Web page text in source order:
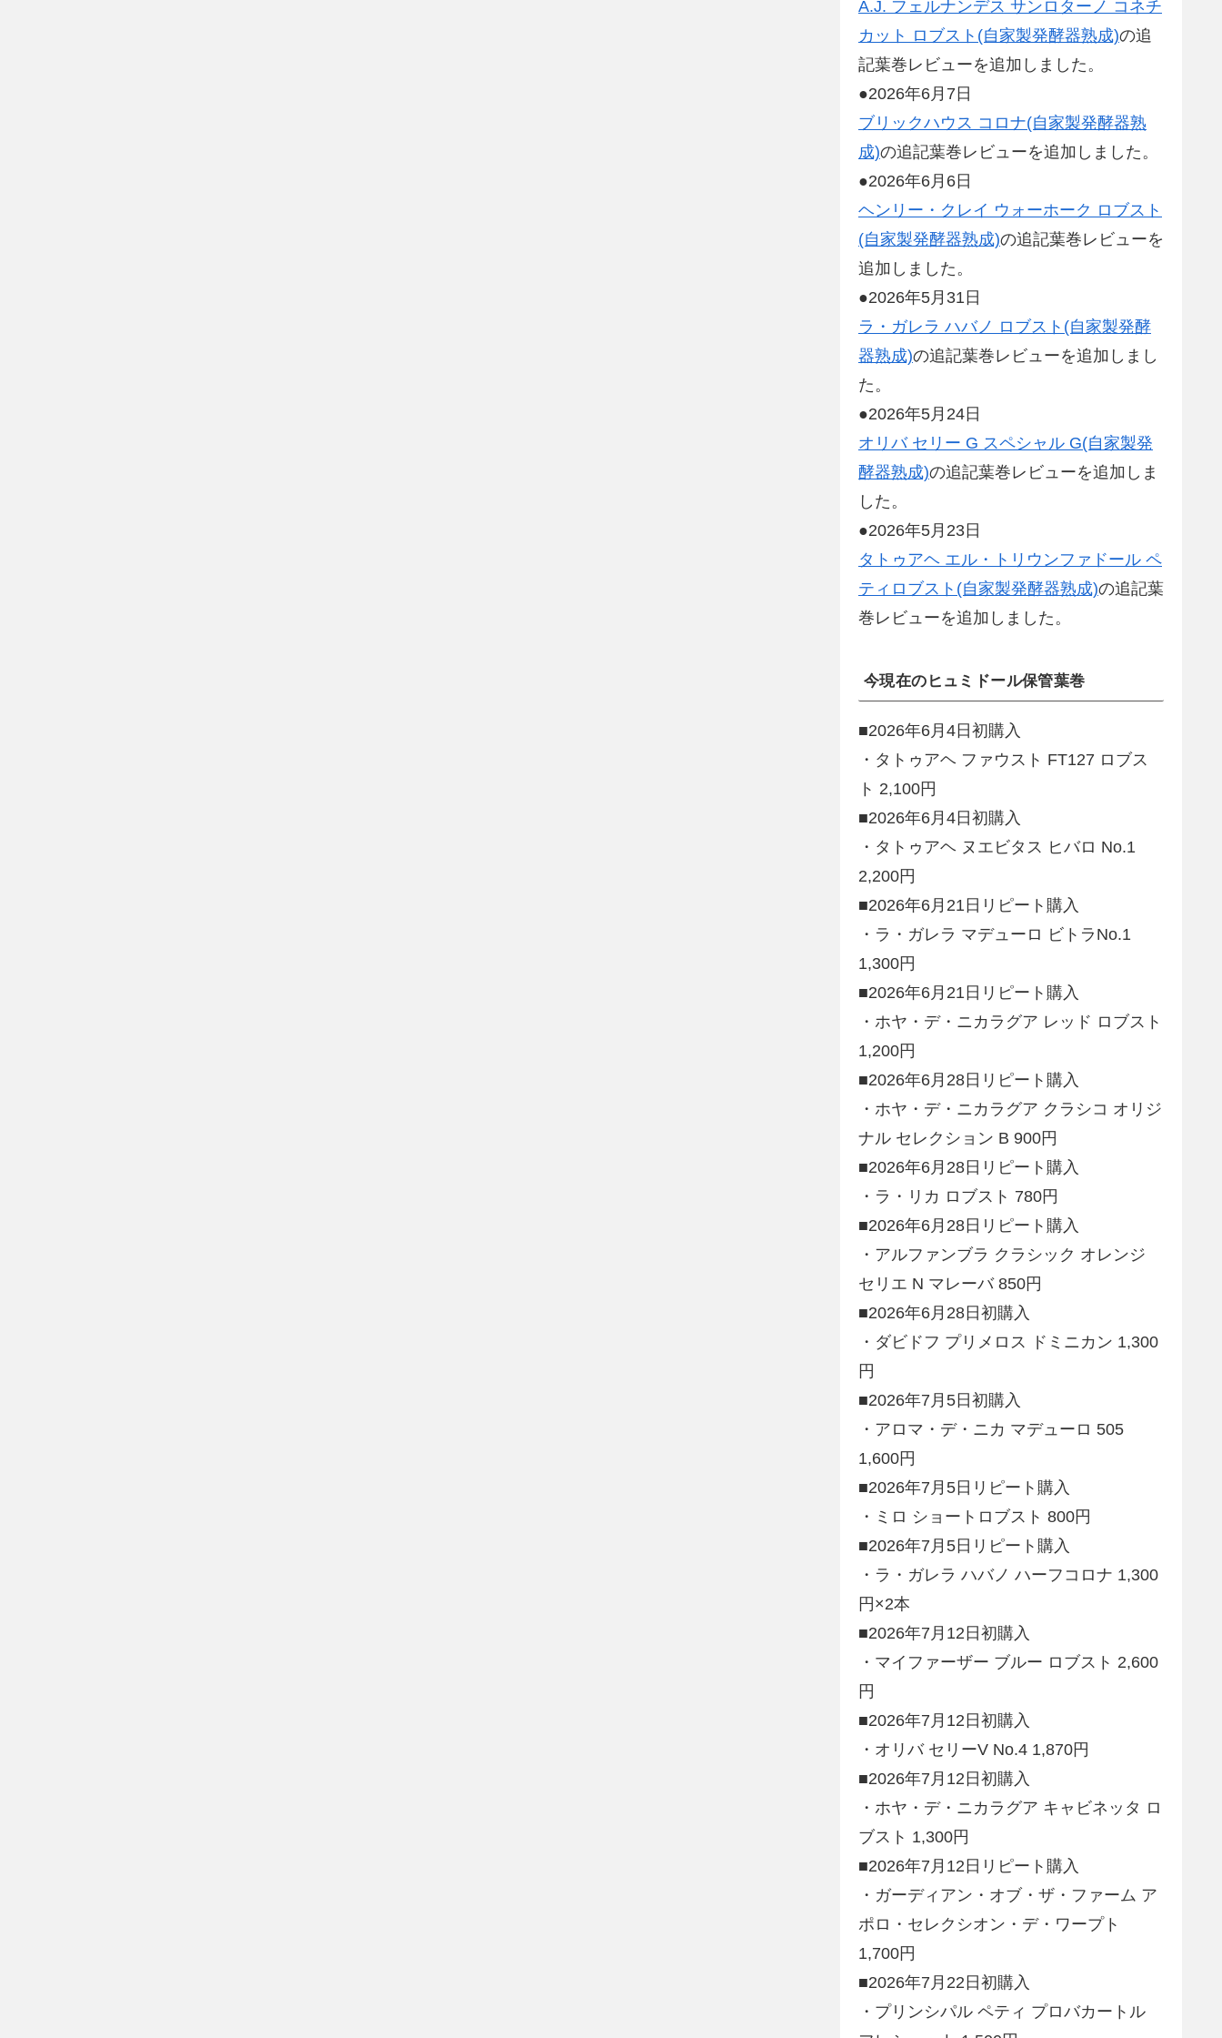
A.J. フェルナンデス サンロターノ コネチ
カット ロブスト(自家製発酵器熟成)の追
記葉巻レビューを追加しました。
●2026年6月7日
ブリックハウス コロナ(自家製発酵器熟
成)の追記葉巻レビューを追加しました。
●2026年6月6日
ヘンリー・クレイ ウォーホーク ロブスト
(自家製発酵器熟成)の追記葉巻レビューを
追加しました。
●2026年5月31日
ラ・ガレラ ハバノ ロブスト(自家製発酵
器熟成)の追記葉巻レビューを追加しまし
た。
●2026年5月24日
オリバ セリー G スペシャル G(自家製発
酵器熟成)の追記葉巻レビューを追加しま
した。
●2026年5月23日
タトゥアヘ エル・トリウンファドール ペ
ティロブスト(自家製発酵器熟成)の追記葉
巻レビューを追加しました。
今現在のヒュミドール保管葉巻
■2026年6月4日初購入
・タトゥアヘ ファウスト FT127 ロブス
ト 2,100円
■2026年6月4日初購入
・タトゥアヘ ヌエビタス ヒバロ No.1
2,200円
■2026年6月21日リピート購入
・ラ・ガレラ マデューロ ビトラNo.1
1,300円
■2026年6月21日リピート購入
・ホヤ・デ・ニカラグア レッド ロブスト
1,200円
■2026年6月28日リピート購入
・ホヤ・デ・ニカラグア クラシコ オリジ
ナル セレクション B 900円
■2026年6月28日リピート購入
・ラ・リカ ロブスト 780円
■2026年6月28日リピート購入
・アルファンブラ クラシック オレンジ
セリエ N マレーバ 850円
■2026年6月28日初購入
・ダビドフ プリメロス ドミニカン 1,300
円
■2026年7月5日初購入
・アロマ・デ・ニカ マデューロ 505
1,600円
■2026年7月5日リピート購入
・ミロ ショートロブスト 800円
■2026年7月5日リピート購入
・ラ・ガレラ ハバノ ハーフコロナ 1,300
円×2本
■2026年7月12日初購入
・マイファーザー ブルー ロブスト 2,600
円
■2026年7月12日初購入
・オリバ セリーV No.4 1,870円
■2026年7月12日初購入
・ホヤ・デ・ニカラグア キャビネッタ ロ
ブスト 1,300円
■2026年7月12日リピート購入
・ガーディアン・オブ・ザ・ファーム ア
ポロ・セレクシオン・デ・ワープト
1,700円
■2026年7月22日初購入
・プリンシパル ペティ プロバカートル